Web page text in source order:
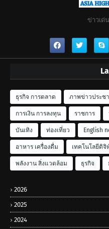
ข่าวเด่
ธุรกิจ การตลาด ภาพข่าวประช
การเงิน การลงทุน ราชการ
บันเทิง ท่องเที่ยว English
อาหาร เครื่องดื่ม เทคโนโลยีดิจิ
พลังงาน สิ่งแวดล้อม ธุรกิจ
2026
2025
2024